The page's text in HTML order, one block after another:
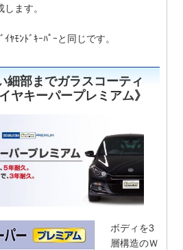
ます。
ﾔﾓﾝﾄﾞｷｰﾊﾟｰと同じです。
細部までガラスコーティ
ヤキーパープレミアム》
ボディを3
層構造のＷ